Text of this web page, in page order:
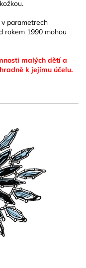
parametrech
rokem 1990 mohou
malých dětí a
k jejímu účelu.